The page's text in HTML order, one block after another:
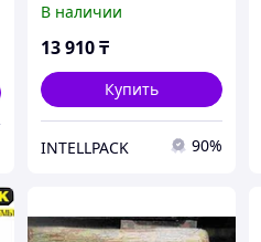
1200 800 140 мм на
ножках серый
В наличии
13 910 ₸
Купить
INTELLPACK 90%